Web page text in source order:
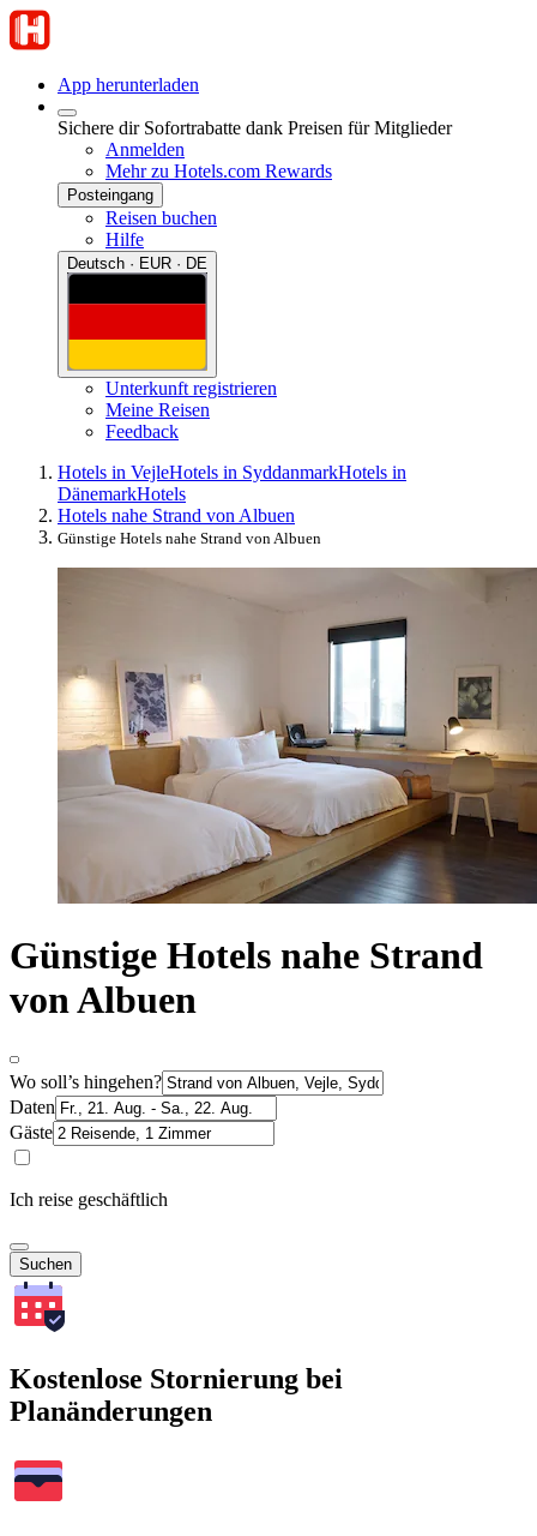
App herunterladen
Sichere dir Sofortrabatte dank Preisen für Mitglieder
Anmelden
Mehr zu Hotels.com Rewards
Posteingang
Reisen buchen
Hilfe
Deutsch · EUR · DE
Unterkunft registrieren
Meine Reisen
Feedback
Hotels in VejleHotels in SyddanmarkHotels in
DänemarkHotels
Hotels nahe Strand von Albuen
Günstige Hotels nahe Strand von Albuen
Günstige Hotels nahe Strand
von Albuen
Wo soll’s hingehen?
Daten
Gäste
Ich reise geschäftlich
Suchen
Kostenlose Stornierung bei
Planänderungen